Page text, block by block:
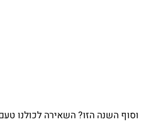
וסוף השנה הזו? השאירה לכולנו